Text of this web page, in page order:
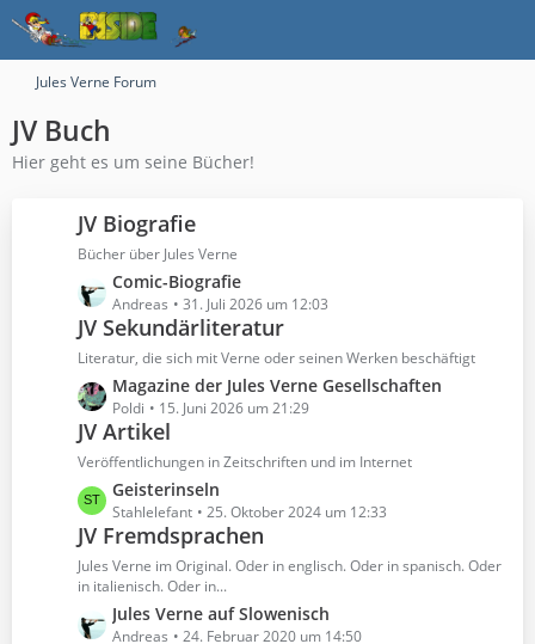
Jules Verne Forum
JV Buch
Hier geht es um seine Bücher!
JV Biografie
Bücher über Jules Verne
L
e
z
e
B
e
i
t
r
ä
g
e
Comic-Biografie
Andreas 31. Juli 2026 um 12:03
JV Sekundärliteratur
Literatur, die sich mit Verne oder seinen Werken beschäftigt
L
e
z
e
B
e
i
r
Magazine der Jules Verne Gesellschaften
Poldi 15. Juni 2026 um 21:29
JV Artikel
Veröffentlichungen in Zeitschriften und im Internet
L
e
z
t
B
Geisterinseln
Stahlelefant 25. Oktober 2024 um 12:33
JV Fremdsprachen
Jules Verne im Original. Oder in englisch. Oder in spanisch. Oder
in italienisch. Oder in...
L
e
Jules Verne auf Slowenisch
Andreas 24. Februar 2020 um 14:50